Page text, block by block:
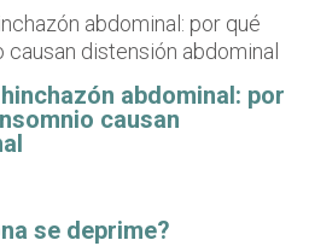
abdominal: por
causan
se deprime?